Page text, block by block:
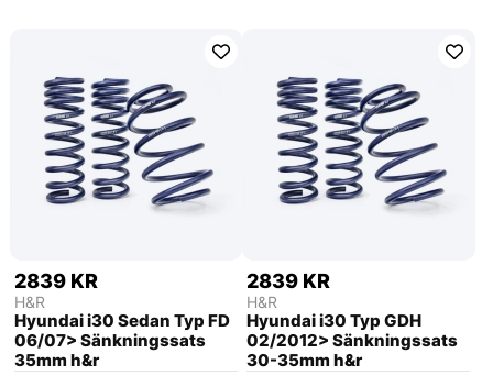
2839 KR
H&R
Hyundai i30 Sedan Typ FD
06/07> Sänkningssats
35mm h&r
2839 KR
H&R
Hyundai i30 Typ GDH
02/2012> Sänkningssats
30-35mm h&r